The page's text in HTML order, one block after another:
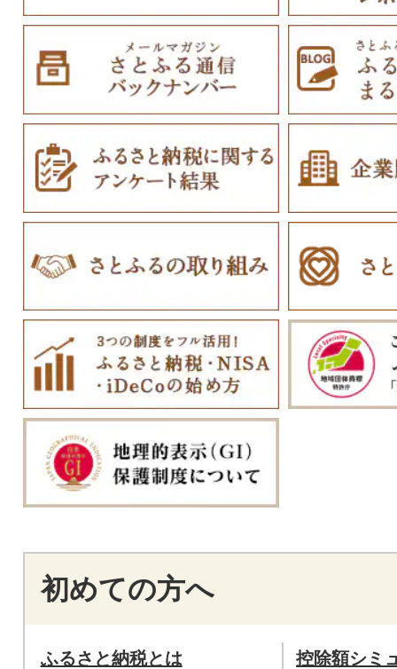
初めての方へ
ふるさと納税とは 控除額シミ